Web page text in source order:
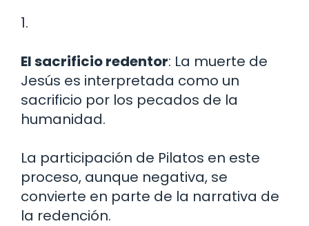
1.
El sacrificio redentor: La muerte de
Jesús es interpretada como un
sacrificio por los pecados de la
humanidad.
La participación de Pilatos en este
proceso, aunque negativa, se
convierte en parte de la narrativa de
la redención.